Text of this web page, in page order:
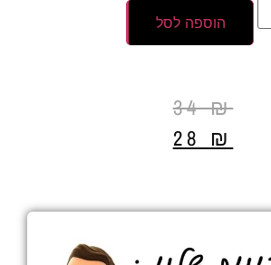
הוספה לסל
34₪
28 ₪